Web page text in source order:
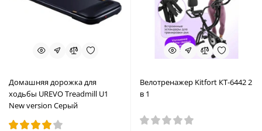
Домашняя дорожка для
ходьбы UREVO Treadmill U1
New version Серый
Велотренажер Kitfort КТ-6442 2
в 1